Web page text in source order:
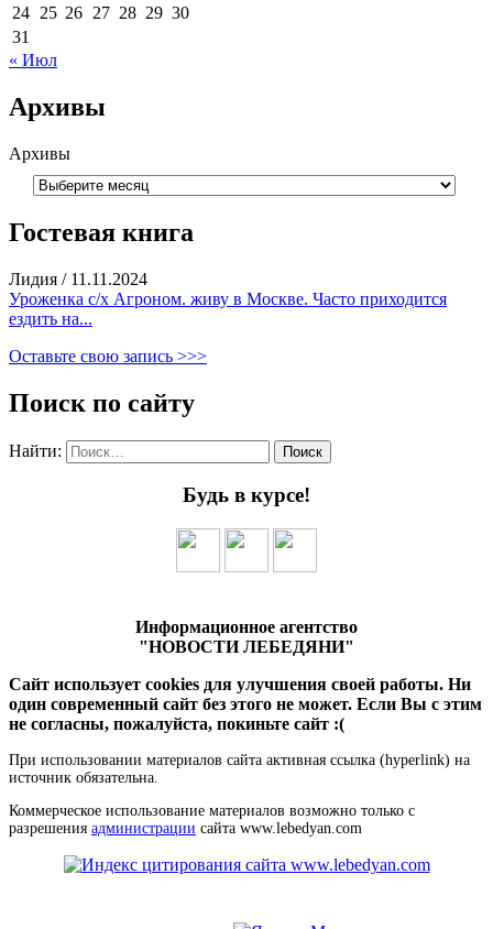
24 25 26 27 28 29 30
31
« Июл
Архивы
Архивы
Гостевая книга
Лидия / 11.11.2024
Уроженка с/х Агроном. живу в Москве. Часто приходится
ездить на...
Оставьте свою запись >>>
Поиск по сайту
Найти:
Будь в курсе!
Информационное агентство
"НОВОСТИ ЛЕБЕДЯНИ"
Сайт использует cookies для улучшения своей работы. Ни
один современный сайт без этого не может. Если Вы с этим
не согласны, пожалуйста, покиньте сайт :(
При использовании материалов сайта активная ссылка (hyperlink) на
источник обязательна.
Коммерческое использование материалов возможно только с
разрешения администрации сайта www.lebedyan.com